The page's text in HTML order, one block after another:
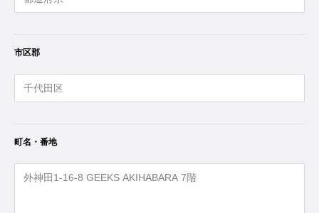
市区郡
町名・番地